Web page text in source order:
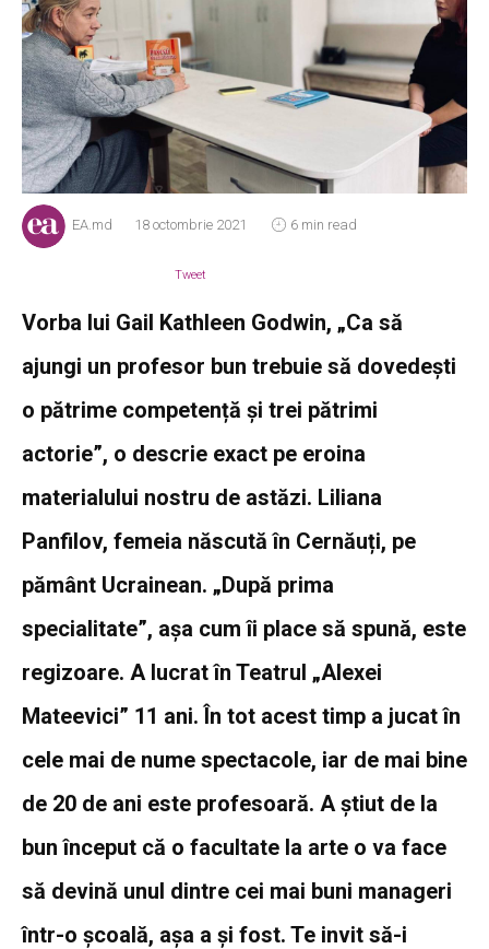
EA.md 18 octombrie 2021 6 min read
Tweet
Vorba lui Gail Kathleen Godwin, „Ca să
ajungi un profesor bun trebuie să dovedești
o pătrime competență și trei pătrimi
actorie”, o descrie exact pe eroina
materialului nostru de astăzi. Liliana
Panfilov, femeia născută în Cernăuți, pe
pământ Ucrainean. „După prima
specialitate”, așa cum îi place să spună, este
regizoare. A lucrat în Teatrul „Alexei
Mateevici” 11 ani. În tot acest timp a jucat în
cele mai de nume spectacole, iar de mai bine
de 20 de ani este profesoară. A știut de la
bun început că o facultate la arte o va face
să devină unul dintre cei mai buni manageri
într-o școală, așa a și fost. Te invit să-i